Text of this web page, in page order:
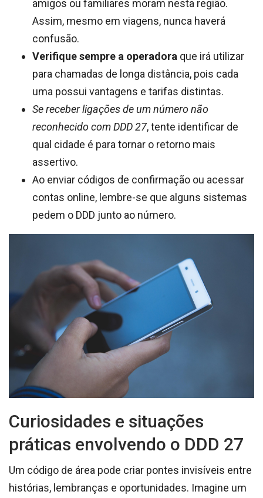
amigos ou familiares moram nesta região.
Assim, mesmo em viagens, nunca haverá
confusão.
Verifique sempre a operadora que irá utilizar
para chamadas de longa distância, pois cada
uma possui vantagens e tarifas distintas.
Se receber ligações de um número não
reconhecido com DDD 27, tente identificar de
qual cidade é para tornar o retorno mais
assertivo.
Ao enviar códigos de confirmação ou acessar
contas online, lembre-se que alguns sistemas
pedem o DDD junto ao número.
Curiosidades e situações
práticas envolvendo o DDD 27
Um código de área pode criar pontes invisíveis entre
histórias, lembranças e oportunidades. Imagine um